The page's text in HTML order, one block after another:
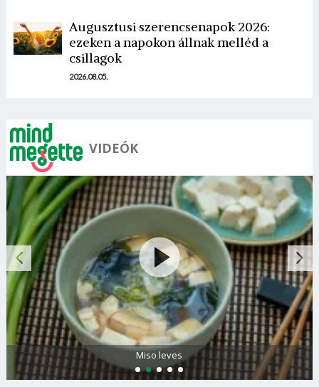
Augusztusi szerencsenapok 2026:
ezeken a napokon állnak melléd a
csillagok
2026.08.05.
VIDEÓK
Miso leves
Jelszó